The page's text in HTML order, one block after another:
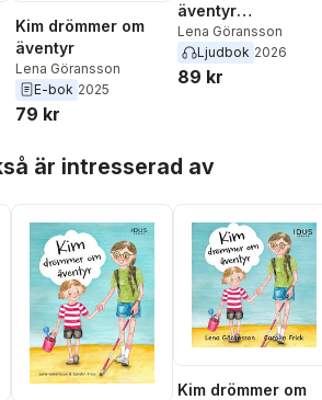
Kim drömmer om
äventyr
Lena Göransson
E-bok 2025
79 kr
äventyr
[syntolkning]
Lena Göransson
Ljudbok 2026
89 kr
är intresserad av
Kim drömmer om